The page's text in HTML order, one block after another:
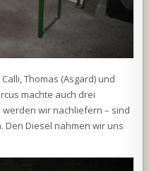
Thomas (Asgard) und
machte auch drei
wir nachliefern – sind
Den Diesel nahmen wir uns